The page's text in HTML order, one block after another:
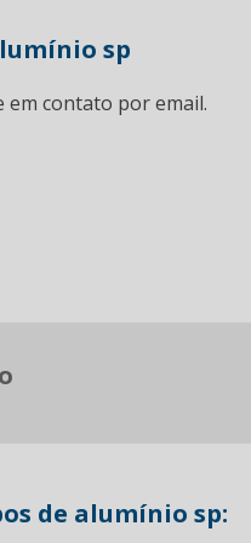
sp
contato por email.
de alumínio sp: